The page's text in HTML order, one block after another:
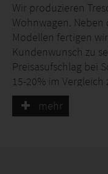
Wir produzieren
Wohnwagen.
Modellen fertigen
Kundenwunsch zu
Preisasufschlag bei
15-20% im
mehr